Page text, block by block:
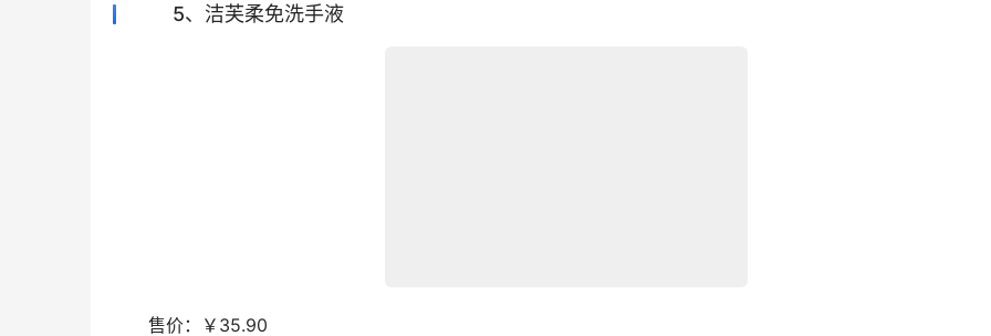
5、洁芙柔免洗手液
售价：￥35.90